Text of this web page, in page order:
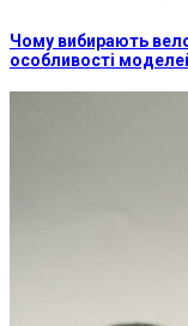
Чому вибирають
особливості